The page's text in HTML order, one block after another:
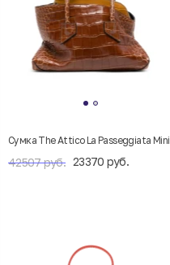
Сумка The Attico La Passeggiata Mini
42507 руб. 23370 руб.